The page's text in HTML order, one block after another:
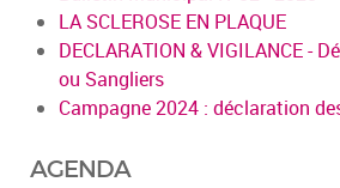
LA SCLEROSE EN PLAQUE
DECLARATION & VIGILANCE -
ou Sangliers
Campagne 2024 : déclaration
AGENDA